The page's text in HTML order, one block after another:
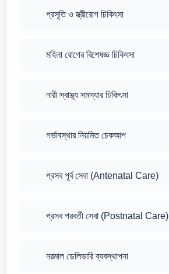
প্রসূতি ও স্ত্রীরোগ চিকিৎসা
মহিলা রোগের বিশেষজ্ঞ চিকিৎসা
নারী স্বাস্থ্য সমস্যার চিকিৎসা
গর্ভাবস্থার নিয়মিত চেকআপ
প্রসব পূর্ব সেবা (Antenatal Care)
প্রসব পরবর্তী সেবা (Postnatal Care)
নরমাল ডেলিভারি ব্যবস্থাপনা